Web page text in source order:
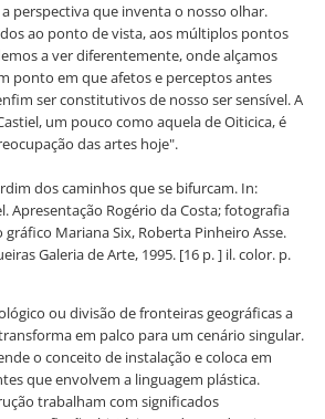
perspectiva que inventa o nosso olhar.
ao ponto de vista, aos múltiplos pontos
a ver diferentemente, onde alçamos
ponto em que afetos e perceptos antes
ser constitutivos de nosso ser sensível. A
um pouco como aquela de Oiticica, é
das artes hoje".
dos caminhos que se bifurcam. In:
Apresentação Rogério da Costa; fotografia
Mariana Six, Roberta Pinheiro Asse.
Galeria de Arte, 1995. [16 p. ] il. color. p.
ou divisão de fronteiras geográficas a
em palco para um cenário singular.
o conceito de instalação e coloca em
que envolvem a linguagem plástica.
trabalham com significados